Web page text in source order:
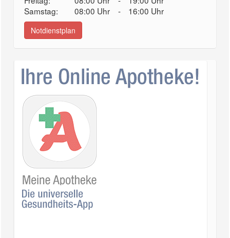
Samstag:
08:00 Uhr - 16:00 Uhr
Notdienstplan